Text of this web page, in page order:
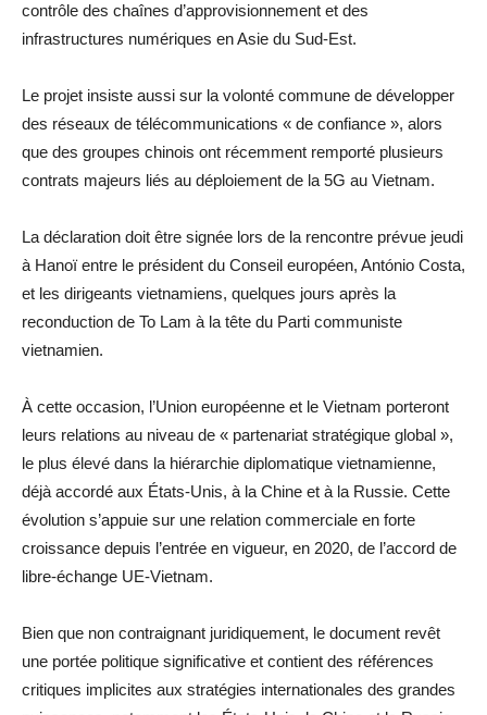
contrôle des chaînes d’approvisionnement et des
infrastructures numériques en Asie du Sud-Est.
Le projet insiste aussi sur la volonté commune de développer
des réseaux de télécommunications « de confiance », alors
que des groupes chinois ont récemment remporté plusieurs
contrats majeurs liés au déploiement de la 5G au Vietnam.
La déclaration doit être signée lors de la rencontre prévue jeudi
à Hanoï entre le président du Conseil européen, António Costa,
et les dirigeants vietnamiens, quelques jours après la
reconduction de To Lam à la tête du Parti communiste
vietnamien.
À cette occasion, l’Union européenne et le Vietnam porteront
leurs relations au niveau de « partenariat stratégique global »,
le plus élevé dans la hiérarchie diplomatique vietnamienne,
déjà accordé aux États-Unis, à la Chine et à la Russie. Cette
évolution s’appuie sur une relation commerciale en forte
croissance depuis l’entrée en vigueur, en 2020, de l’accord de
libre-échange UE-Vietnam.
Bien que non contraignant juridiquement, le document revêt
une portée politique significative et contient des références
critiques implicites aux stratégies internationales des grandes